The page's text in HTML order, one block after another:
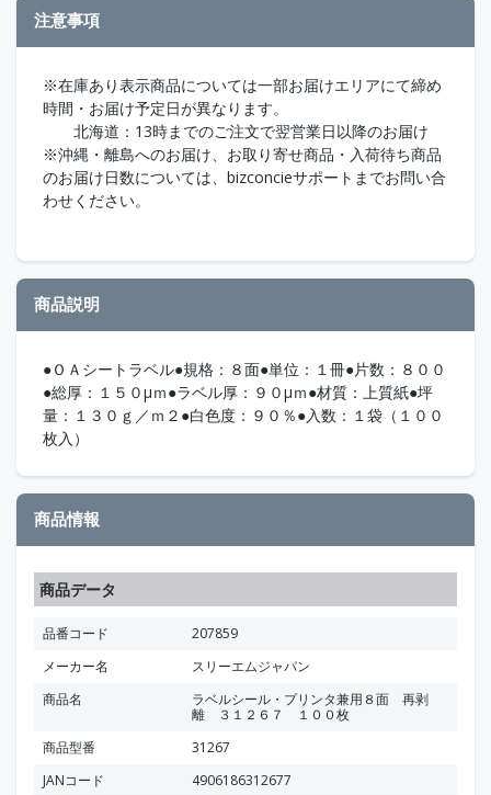
注意事項
※在庫あり表示商品については一部お届けエリアにて締め
時間・お届け予定日が異なります。
北海道：13時までのご注文で翌営業日以降のお届け
※沖縄・離島へのお届け、お取り寄せ商品・入荷待ち商品
のお届け日数については、bizconcieサポートまでお問い合
わせください。
商品説明
●ＯＡシートラベル●規格：８面●単位：１冊●片数：８００
●総厚：１５０μｍ●ラベル厚：９０μｍ●材質：上質紙●坪
量：１３０ｇ／ｍ２●白色度：９０％●入数：１袋（１００
枚入）
商品情報
商品データ
品番コード
207859
メーカー名
スリーエムジャパン
商品名
ラベルシール・プリンタ兼用８面 再剥
離 ３１２６７ １００枚
商品型番
31267
JANコード
4906186312677